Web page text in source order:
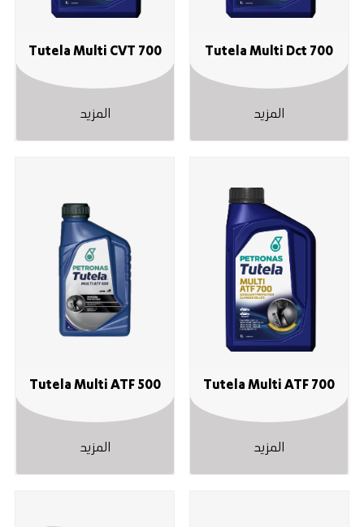
Tutela Multi Dct 700
المزيد
Tutela Multi CVT 700
المزيد
Tutela Multi ATF 700
المزيد
Tutela Multi ATF 500
المزيد